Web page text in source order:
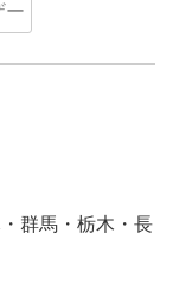
ー
群馬・栃木・長